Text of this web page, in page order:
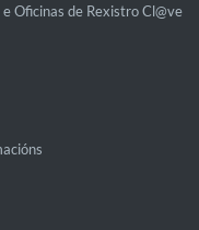
Oficinas de Rexistro Cl@ve